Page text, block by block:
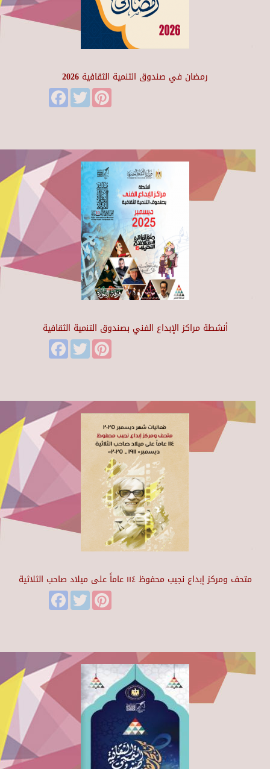
رمضان في صندوق التنمية الثقافية 2026
FacebookTwitter
أنشطة مراكز الإبداع الفني بصندوق التنمية الثقافية
FacebookTwitter
متحف ومركز إبداع نجيب محفوظ ١١٤ عاماً على ميلاد صاحب الثلاثية
FacebookTwitter